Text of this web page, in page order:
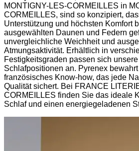
MONTIGNY-LES-CORMEILLES in
CORMEILLES, sind so konzipiert,
Unterstützung und höchsten Komfort
ausgewählten Daunen und Federn
unvergleichliche Weichheit und
Atmungsaktivität. Erhältlich in
Festigkeitsgraden passen sich
Schlafpositionen an. Pyrenex
französisches Know-how, das jede
Qualität sichert. Bei FRANCE
CORMEILLES finden Sie das ideale
Schlaf und einen energiegeladenen